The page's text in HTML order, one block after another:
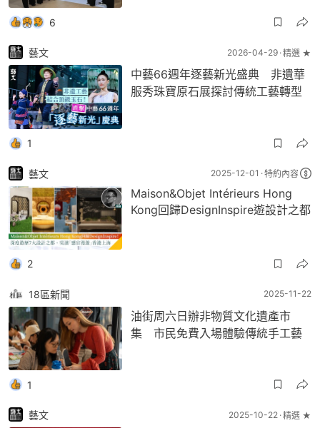
6
藝文 2026-04-29 精選 ★
中藝66週年逐藝新光盛典 非遺華
服秀珠寶原石展探討傳統工藝轉型
1
藝文 2025-12-01 特約內容
Maison&Objet Intérieurs Hong
Kong回歸DesignInspire遊設計之都
2
18區新聞 2025-11-22
油街周六日辦非物質文化遺產市
集 市民免費入場體驗傳統手工藝
1
藝文 2025-10-22 精選 ★